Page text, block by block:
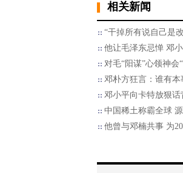
相关新闻
“干掉所有说自己是
他让毛泽东忌惮 邓
对毛“阳谋”心领神会
邓朴方狂言：谁有
邓小平向卡特放狠
中国稀土称霸全球
他曾与邓楠共事 为